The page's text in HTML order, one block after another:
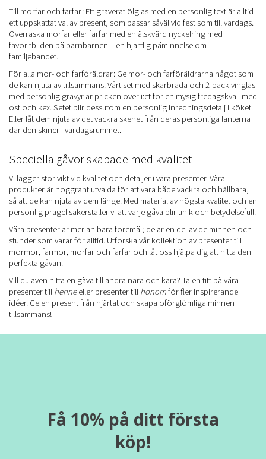
Till morfar och farfar: Ett graverat ölglas med en personlig text är alltid
ett uppskattat val av present, som passar såväl vid fest som till vardags.
Överraska morfar eller farfar med en älskvärd nyckelring med
favoritbilden på barnbarnen – en hjärtlig påminnelse om
familjebandet.
För alla mor- och farföräldrar: Ge mor- och farföräldrarna något som
de kan njuta av tillsammans. Vårt set med skärbräda och 2-pack vinglas
med personlig gravyr är pricken över i:et för en mysig fredagskväll med
ost och kex. Setet blir dessutom en personlig inredningsdetalj i köket.
Eller låt dem njuta av det vackra skenet från deras personliga lanterna
där den skiner i vardagsrummet.
Speciella gåvor skapade med kvalitet
Vi lägger stor vikt vid kvalitet och detaljer i våra presenter. Våra
produkter är noggrant utvalda för att vara både vackra och hållbara,
så att de kan njuta av dem länge. Med material av högsta kvalitet och en
personlig prägel säkerställer vi att varje gåva blir unik och betydelsefull.
Våra presenter är mer än bara föremål; de är en del av de minnen och
stunder som varar för alltid. Utforska vår kollektion av presenter till
mormor, farmor, morfar och farfar och låt oss hjälpa dig att hitta den
perfekta gåvan.
Vill du även hitta en gåva till andra nära och kära? Ta en titt på våra
presenter till henneeller presenter till honomför fler inspirerande
idéer. Ge en present från hjärtat och skapa oförglömliga minnen
tillsammans!
Få 10% på ditt första
köp!